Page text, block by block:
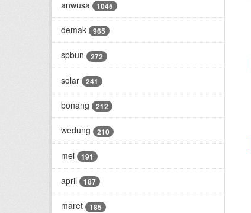
anwusa 1045
demak 965
spbun 272
solar 241
bonang 212
wedung 210
mei 191
april 187
maret 185